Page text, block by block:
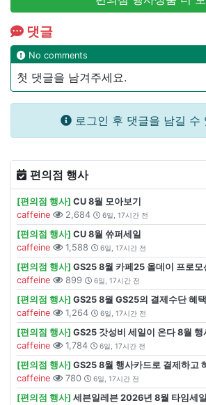
댓글
No comments
첫 댓글을 남겨주세요.
로그인 후 댓글을 남길 수
편의점 행사
[편의점 행사] CU 8월 모아보기
caffeine
2,684 6일, 17시간 전
[편의점 행사] CU 8월 쓔퍼세일
caffeine
1,588 6일, 17시간 전
[편의점 행사] GS25 8월 카페25 올데이 프로모
caffeine
899 6일, 17시간 전
[편의점 행사] GS25 8월 GS25의 결제수단 혜택
caffeine
1,264 6일, 17시간 전
[편의점 행사] GS25 갓성비 세일이 온다 8월
caffeine
1,784 6일, 17시간 전
[편의점 행사] GS25 8월 행사카드로 결제하고
caffeine
780 6일, 17시간 전
[편의점 행사] 세븐일레븐 2026년 8월 타임세일